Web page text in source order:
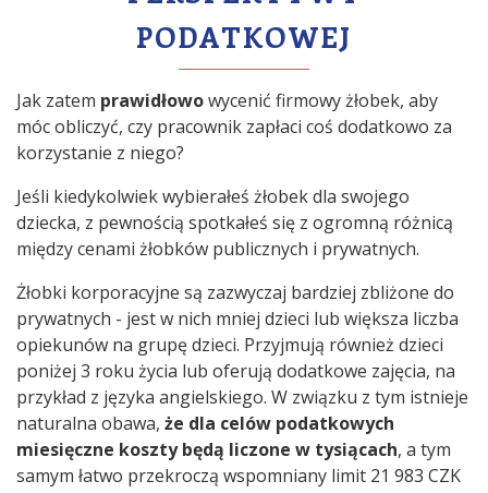
PODATKOWEJ
Jak zatem prawidłowowycenić firmowy żłobek, aby
móc obliczyć, czy pracownik zapłaci coś dodatkowo za
korzystanie z niego?
Jeśli kiedykolwiek wybierałeś żłobek dla swojego
dziecka, z pewnością spotkałeś się z ogromną różnicą
między cenami żłobków publicznych i prywatnych.
Żłobki korporacyjne są zazwyczaj bardziej zbliżone do
prywatnych - jest w nich mniej dzieci lub większa liczba
opiekunów na grupę dzieci. Przyjmują również dzieci
poniżej 3 roku życia lub oferują dodatkowe zajęcia, na
przykład z języka angielskiego. W związku z tym istnieje
naturalna obawa, że dla celów podatkowych
miesięczne koszty będą liczone w tysiącach, a tym
samym łatwo przekroczą wspomniany limit 21 983 CZK